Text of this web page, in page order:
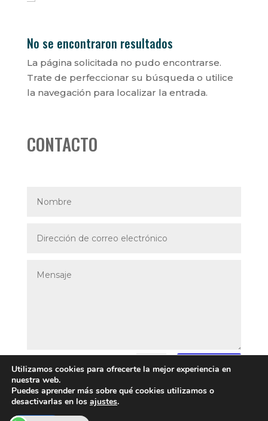
No se encontraron resultados
La página solicitada no pudo encontrarse.
Trate de perfeccionar su búsqueda o utilice
la navegación para localizar la entrada.
CONTACTO
12 + 10= Enviar
Utilizamos cookies para ofrecerte la mejor experiencia en
nuestra web.
Puedes aprender más sobre qué cookies utilizamos o
desactivarlas en los ajustes.